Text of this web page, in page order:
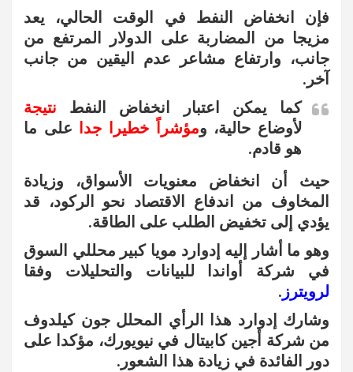
فإن انخفاض النفط في الوقت الحالي، يعد
مزيجا من المضاربة على الدولار المرتفع من
جانب، وارتفاع مشاعر عدم اليقين من جانب
آخر.
كما يمكن اعتبار انخفاض النفط نتيجة
لأوضاع حالية، ومؤشراً خطيرا جدا
على ما
هو قادم.
حيث أن انخفاض معنويات الأسواق، وزيادة
المخاوف من اندفاع الاقتصاد نحو الركود، قد
يؤدي إلى تخفيض الطلب على الطاقة.
وهو ما أشار إليه إدوارد مويا كبير محللي السوق
في شركة أواندا للبيانات والتحليلات وفقا
لرويترز .
وشارك إدوارد هذا الرأي المحلل جون كيلدوف
من شركة أجين كابيتال في نيويورك، مؤكدا على
دور الفائدة في زيادة هذا الشعور.